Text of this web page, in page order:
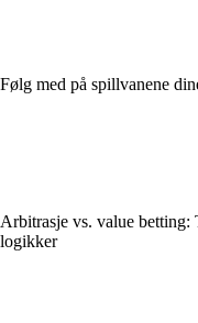
Følg med på spillvanene
Arbitrasje vs. value betting:
logikker